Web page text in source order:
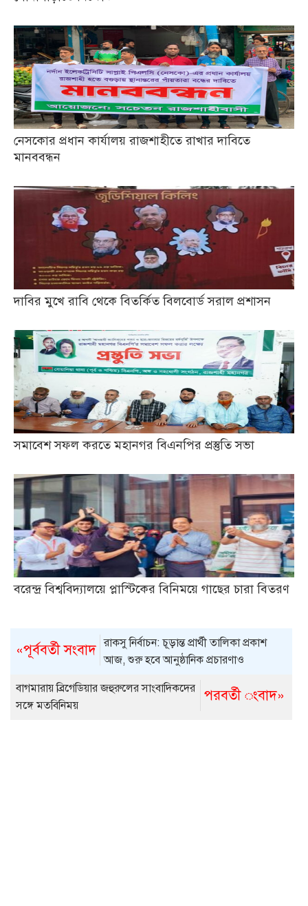
নেসকোর প্রধান কার্যালয় রাজশাহীতে রাখার দাবিতে
মানববন্ধন
দাবির মুখে রাবি থেকে বিতর্কিত বিলবোর্ড সরাল প্রশাসন
সমাবেশ সফল করতে মহানগর বিএনপির প্রস্তুতি সভা
বরেন্দ্র বিশ্ববিদ্যালয়ে প্লাস্টিকের বিনিময়ে গাছের চারা বিতরণ
«পূর্ববর্তী সংবাদ রাকসু নির্বাচন: চূড়ান্ত প্রার্থী তালিকা প্রকাশ
আজ, শুরু হবে আনুষ্ঠানিক প্রচারণাও
পরবর্তী ংবাদ»
বাগমারায় ব্রিগেডিয়ার জহুরুলের সাংবাদিকদের
সঙ্গে মতবিনিময়